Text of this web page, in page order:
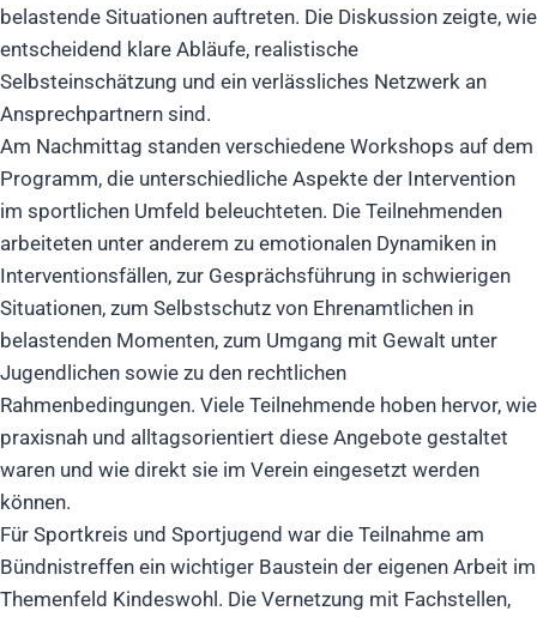
belastende Situationen auftreten. Die Diskussion zeigte, wie
entscheidend klare Abläufe, realistische
Selbsteinschätzung und ein verlässliches Netzwerk an
Ansprechpartnern sind.
Am Nachmittag standen verschiedene Workshops auf dem
Programm, die unterschiedliche Aspekte der Intervention
im sportlichen Umfeld beleuchteten. Die Teilnehmenden
arbeiteten unter anderem zu emotionalen Dynamiken in
Interventionsfällen, zur Gesprächsführung in schwierigen
Situationen, zum Selbstschutz von Ehrenamtlichen in
belastenden Momenten, zum Umgang mit Gewalt unter
Jugendlichen sowie zu den rechtlichen
Rahmenbedingungen. Viele Teilnehmende hoben hervor, wie
praxisnah und alltagsorientiert diese Angebote gestaltet
waren und wie direkt sie im Verein eingesetzt werden
können.
Für Sportkreis und Sportjugend war die Teilnahme am
Bündnistreffen ein wichtiger Baustein der eigenen Arbeit im
Themenfeld Kindeswohl. Die Vernetzung mit Fachstellen,